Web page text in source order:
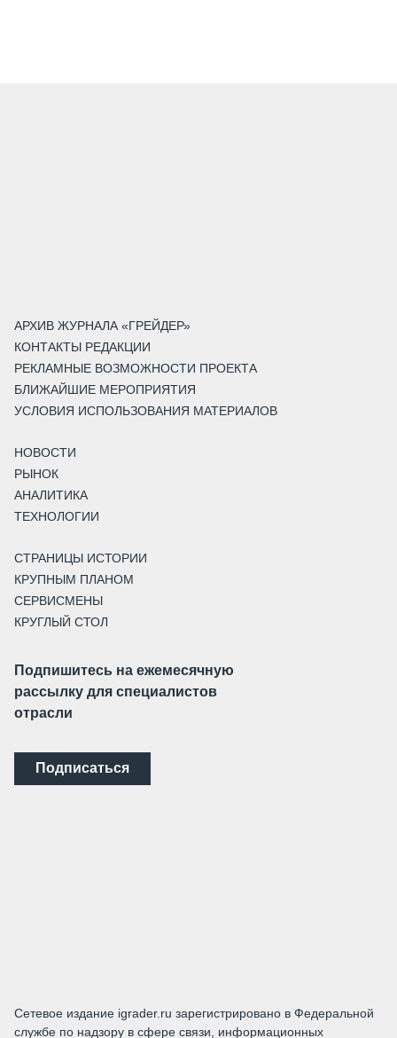
АРХИВ ЖУРНАЛА «ГРЕЙДЕР»
КОНТАКТЫ РЕДАКЦИИ
РЕКЛАМНЫЕ ВОЗМОЖНОСТИ ПРОЕКТА
БЛИЖАЙШИЕ МЕРОПРИЯТИЯ
УСЛОВИЯ ИСПОЛЬЗОВАНИЯ МАТЕРИАЛОВ
НОВОСТИ
РЫНОК
АНАЛИТИКА
ТЕХНОЛОГИИ
СТРАНИЦЫ ИСТОРИИ
КРУПНЫМ ПЛАНОМ
СЕРВИСМЕНЫ
КРУГЛЫЙ СТОЛ
Подпишитесь на ежемесячную
рассылку для специалистов
отрасли
Подписаться
Сетевое издание igrader.ru зарегистрировано в Федеральной
службе по надзору в сфере связи, информационных